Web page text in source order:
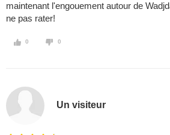
maintenant l'engouement autour de
ne pas rater!
0 0
Un visiteur